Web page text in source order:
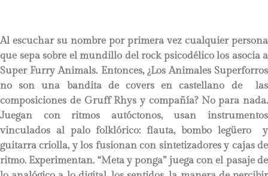
Al escuchar su nombre por primera vez cualquier persona
que sepa sobre el mundillo del rock psicodélico los asocia a
Super Furry Animals. Entonces, ¿Los Animales Superforros
no son una bandita de covers en castellano de las
composiciones de Gruff Rhys y compañía? No para nada.
Juegan con ritmos autóctonos, usan instrumentos
vinculados al palo folklórico: flauta, bombo legüero y
guitarra criolla, y los fusionan con sintetizadores y cajas de
ritmo. Experimentan. “Meta y ponga” juega con el pasaje de